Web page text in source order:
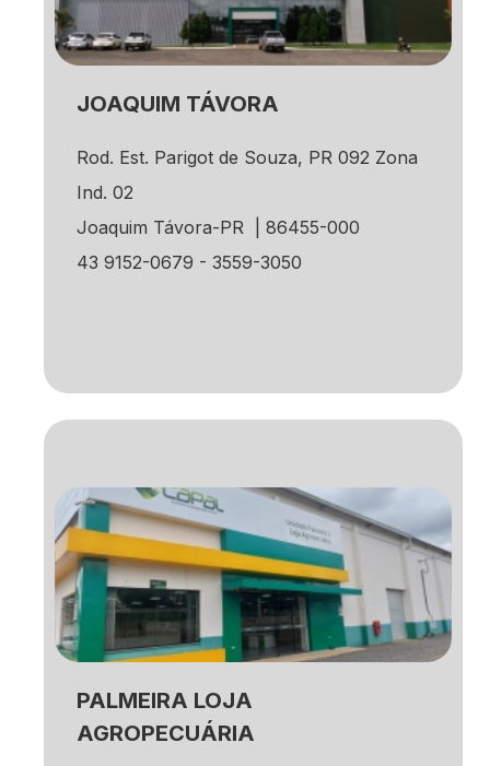
JOAQUIM TÁVORA
Rod. Est. Parigot de Souza, PR 092 Zona
Ind. 02
Joaquim Távora-PR | 86455-000
43 9152-0679 - 3559-3050
PALMEIRA LOJA
AGROPECUÁRIA